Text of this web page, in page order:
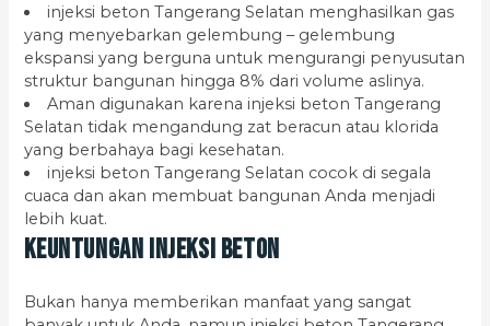
injeksi beton Tangerang Selatan menghasilkan gas
yang menyebarkan gelembung – gelembung
ekspansi yang berguna untuk mengurangi penyusutan
struktur bangunan hingga 8% dari volume aslinya.
Aman digunakan karena injeksi beton Tangerang
Selatan tidak mengandung zat beracun atau klorida
yang berbahaya bagi kesehatan.
injeksi beton Tangerang Selatan cocok di segala
cuaca dan akan membuat bangunan Anda menjadi
lebih kuat.
Keuntungan Injeksi Beton
Bukan hanya memberikan manfaat yang sangat